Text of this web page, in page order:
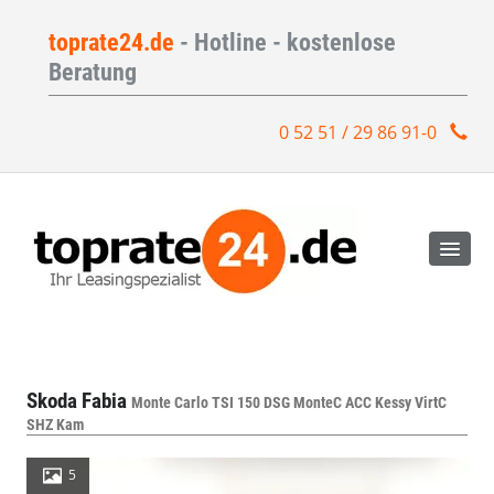
toprate24.de - Hotline - kostenlose
Beratung
0 52 51 / 29 86 91-0
Skoda Fabia Monte Carlo TSI 150 DSG MonteC ACC Kessy VirtC
SHZ Kam
5